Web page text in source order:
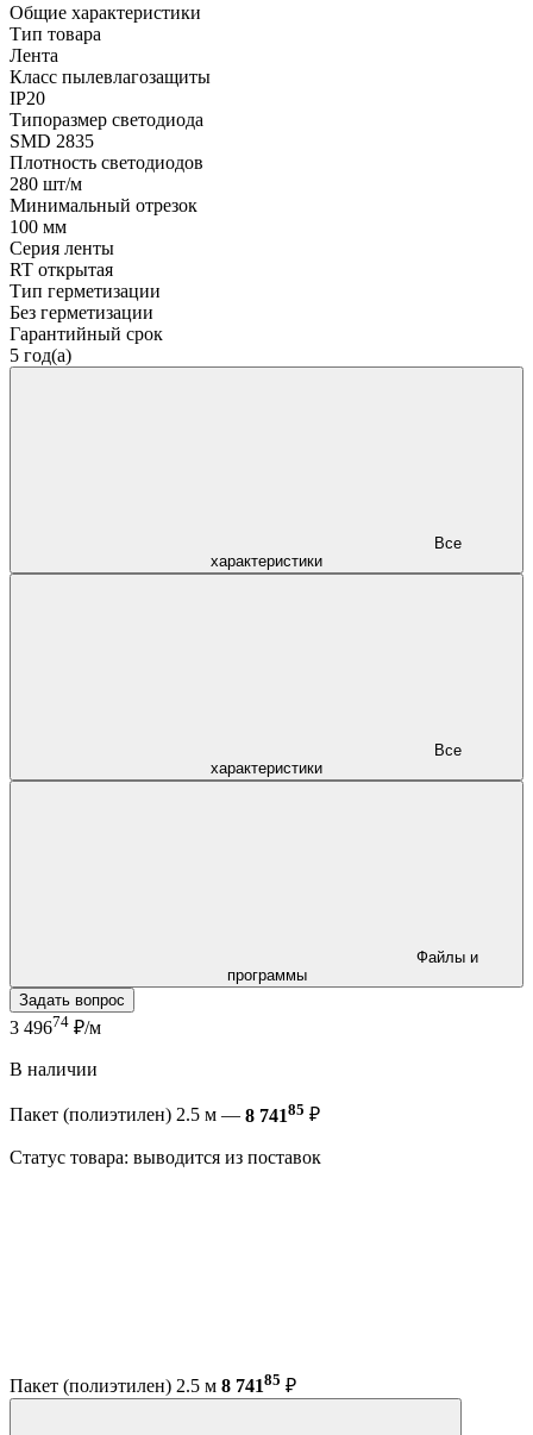
Общие характеристики
Тип товара
Лента
Класс пылевлагозащиты
IP20
Типоразмер светодиода
SMD 2835
Плотность светодиодов
280 шт/м
Минимальный отрезок
100 мм
Серия ленты
RT открытая
Тип герметизации
Без герметизации
Гарантийный срок
5 год(а)
характеристики
характеристики
программы
Задать вопрос
3 49674 ₽/м
В наличии
Пакет (полиэтилен) 2.5 м — 8 74185 ₽
Статус товара: выводится из поставок
Пакет (полиэтилен) 2.5 м 8 74185 ₽